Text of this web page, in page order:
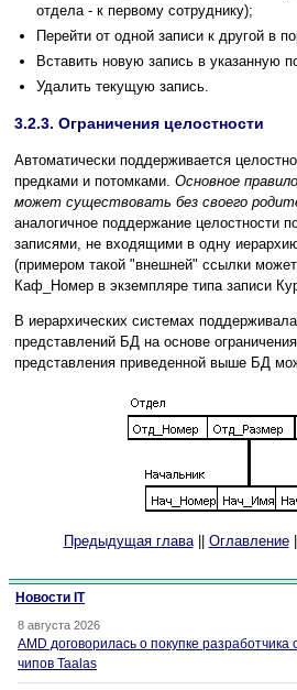
отдела - к первому сотруднику);
Перейти от одной записи к другой в
Вставить новую запись в указанную
Удалить текущую запись.
3.2.3. Ограничения целостности
Автоматически поддерживается
предками и потомками. Основное
может существовать без своего
аналогичное поддержание целостности
записями, не входящими в одну
(примером такой "внешней" ссылки
Каф_Номер в экземпляре типа записи
В иерархических системах
представлений БД на основе
представления приведенной выше БД
Предыдущая глава|| Оглавление||
Новости IT
8 августа 2026
AMD договорилась о покупке
чипов Taalas